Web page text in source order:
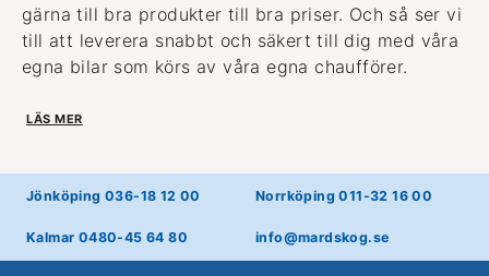
gärna till bra produkter till bra priser. Och så ser vi
till att leverera snabbt och säkert till dig med våra
egna bilar som körs av våra egna chaufförer.
LÄS MER
Jönköping 036-18 12 00 Norrköping 011-32 16 00
Kalmar 0480-45 64 80 info@mardskog.se